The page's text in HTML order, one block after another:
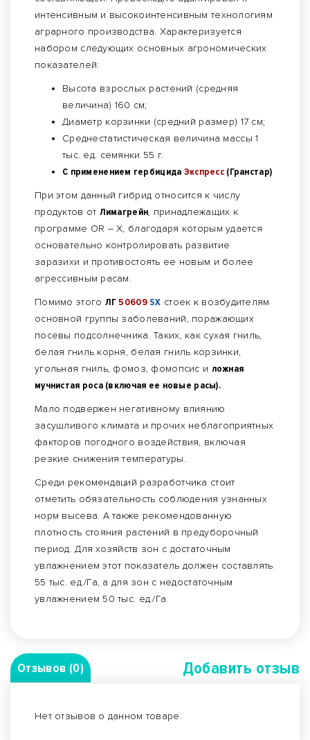
интенсивным и высокоинтенсивным технологиям
аграрного производства. Характеризуется
набором следующих основных агрономических
показателей:
Высота взрослых растений (средняя
величина) 160 см;
Диаметр корзинки (средний размер) 17 см;
Среднестатистическая величина массы 1
тыс. ед. семянки 55 г.
С применением гербицида Экспресс (Гранстар)
При этом данный гибрид относится к числу
продуктов от Лимагрейн, принадлежащих к
программе OR – X, благодаря которым удается
основательно контролировать развитие
заразихи и противостоять ее новым и более
агрессивным расам.
Помимо этого ЛГ 50609 SX стоек к возбудителям
основной группы заболеваний, поражающих
посевы подсолнечника. Таких, как сухая гниль,
белая гниль корня, белая гниль корзинки,
угольная гниль, фомоз, фомопсис и ложная
мучнистая роса (включая ее новые расы).
Мало подвержен негативному влиянию
засушливого климата и прочих неблагоприятных
факторов погодного воздействия, включая
резкие снижения температуры.
Среди рекомендаций разработчика стоит
отметить обязательность соблюдения узнанных
норм высева. А также рекомендованную
плотность стояния растений в предуборочный
период. Для хозяйств зон с достаточным
увлажнением этот показатель должен составлять
55 тыс. ед./Га, а для зон с недостаточным
увлажнением 50 тыс. ед./Га.
Отзывов (0) Добавить отзыв
Нет отзывов о данном товаре.